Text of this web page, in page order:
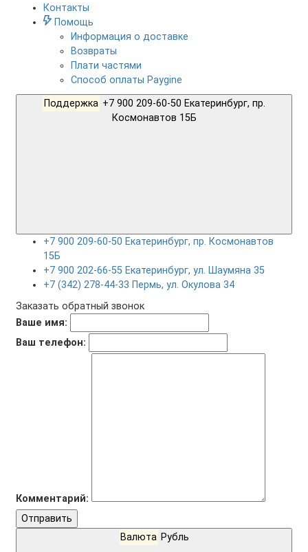
Контакты
Помощь
Информация о доставке
Возвраты
Плати частями
Способ оплаты Paygine
Поддержка +7 900 209-60-50 Екатеринбург, пр.
+7 900 209-60-50 Екатеринбург, пр. Космонавтов
15Б
+7 900 202-66-55 Екатеринбург, ул. Шаумяна 35
+7 (342) 278-44-33 Пермь, ул. Окулова 34
Заказать обратный звонок
Ваше имя:
Ваш телефон:
Комментарий:
Отправить
Валюта Рубль